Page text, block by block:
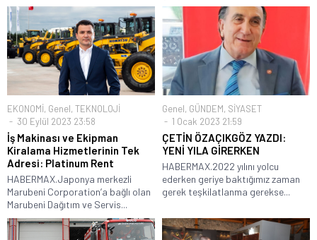
EKONOMİ, Genel, TEKNOLOJİ
30 Eylül 2023 23:58
İş Makinası ve Ekipman
Kiralama Hizmetlerinin Tek
Adresi: Platinum Rent
HABERMAX.Japonya merkezli
Marubeni Corporation’a bağlı olan
Marubeni Dağıtım ve Servis...
Genel, GÜNDEM, SİYASET
1 Ocak 2023 21:59
ÇETİN ÖZAÇIKGÖZ YAZDI:
YENİ YILA GİRERKEN
HABERMAX.2022 yılını yolcu
ederken geriye baktığımız zaman
gerek teşkilatlanma gerekse...